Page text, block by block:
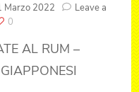
Marzo 2022
Leave a
0
AL RUM –